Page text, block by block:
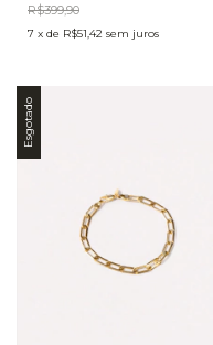
R$399,90
7 x de R$51,42 sem juros
Esgotado